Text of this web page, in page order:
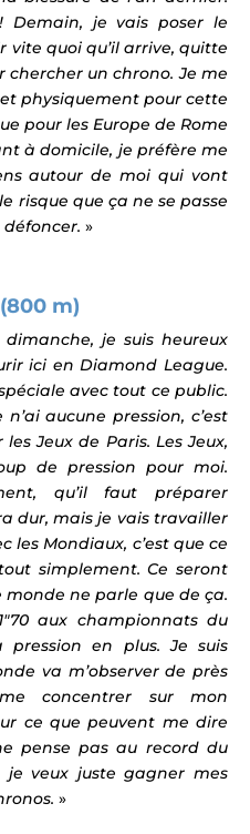
Demain, je vais poser le
quoi qu’il arrive, quitte
chercher un chrono. Je me
physiquement pour cette
pour les Europe de Rome
à domicile, je préfère me
autour de moi qui vont
risque que ça ne se passe
»
m)
je suis heureux
ici en Diamond League.
avec tout ce public.
aucune pression, c’est
Jeux de Paris. Les Jeux,
de pression pour moi.
qu’il faut préparer
dur, mais je vais travailler
les Mondiaux, c’est que ce
simplement. Ce seront
monde ne parle que de ça.
aux championnats du
pression en plus. Je suis
va m’observer de près
concentrer sur mon
ce que peuvent me dire
pense pas au record du
je veux juste gagner mes
»